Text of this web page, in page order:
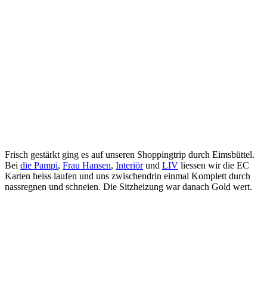
Frisch gestärkt ging es auf unseren Shoppingtrip durch Eimsbüttel.
Bei die Pampi, Frau Hansen, Interiörund LIV liessen wir die EC
Karten heiss laufen und uns zwischendrin einmal Komplett durch
nassregnen und schneien. Die Sitzheizung war danach Gold wert.